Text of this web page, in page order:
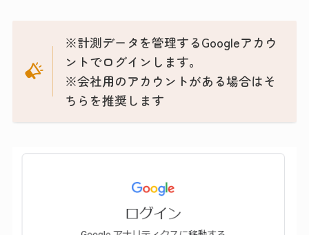
※計測データを管理するGoogleアカウ
ントでログインします。
※会社用のアカウントがある場合はそ
ちらを推奨します